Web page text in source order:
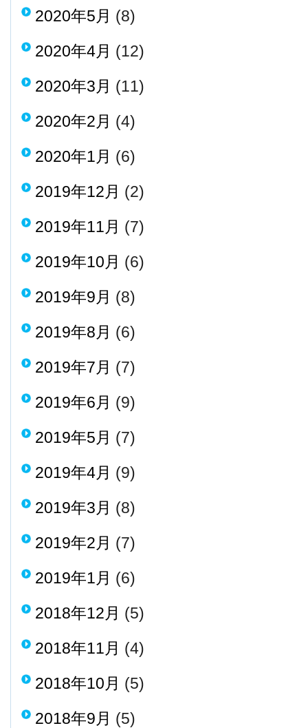
2020年5月 (8)
2020年4月 (12)
2020年3月 (11)
2020年2月 (4)
2020年1月 (6)
2019年12月 (2)
2019年11月 (7)
2019年10月 (6)
2019年9月 (8)
2019年8月 (6)
2019年7月 (7)
2019年6月 (9)
2019年5月 (7)
2019年4月 (9)
2019年3月 (8)
2019年2月 (7)
2019年1月 (6)
2018年12月 (5)
2018年11月 (4)
2018年10月 (5)
2018年9月 (5)